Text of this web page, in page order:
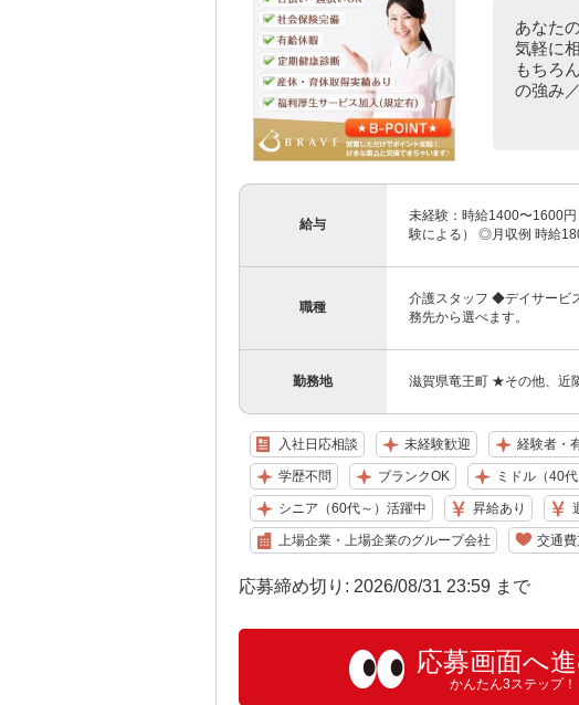
あなた
気軽に
もちろ
の強み
給与
未経験：時給1400〜1600
験による） ◎月収例 時給
職種
介護スタッフ ◆デイサービ
務先から選べます。
勤務地 滋賀県竜王町 ★その他、近
入社日応相談 未経験歓迎 経験者・
学歴不問 ブランクOK ミドル（40
シニア（60代～）活躍中 昇給あり
上場企業・上場企業のグループ会社 交通
応募締め切り: 2026/08/31 23:59 まで
応募画面へ
かんたん3ステップ！